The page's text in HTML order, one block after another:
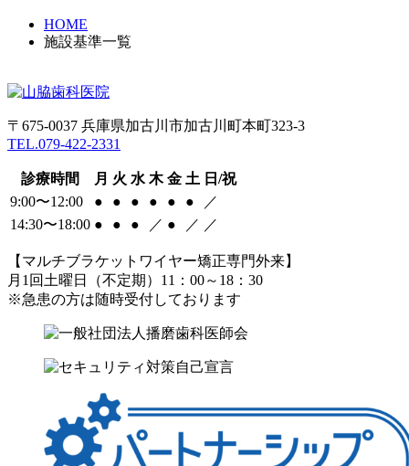
HOME
施設基準一覧
〒675-0037 兵庫県加古川市加古川町本町323-3
TEL.079-422-2331
診療時間 月 火 水 木 金 土 日/祝
9:00〜12:00
● ● ● ● ● ●
／
14:30〜18:00 ● ● ● ／ ● ／ ／
【マルチブラケットワイヤー矯正専門外来】
月1回土曜日（不定期）11：00～18：30
※急患の方は随時受付しております